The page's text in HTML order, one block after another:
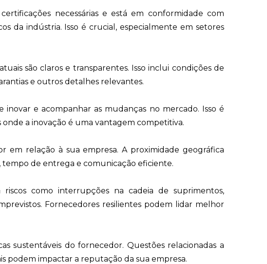
necessárias e está em conformidade com
da indústria. Isso é crucial, especialmente em setores
são claros e transparentes. Isso inclui condições de
e outros detalhes relevantes.
e acompanhar as mudanças no mercado. Isso é
a inovação é uma vantagem competitiva.
em relação à sua empresa. A proximidade geográfica
de entrega e comunicação eficiente.
como interrupções na cadeia de suprimentos,
Fornecedores resilientes podem lidar melhor
sustentáveis do fornecedor. Questões relacionadas a
podem impactar a reputação da sua empresa.